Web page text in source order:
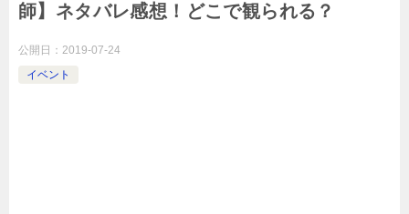
師】ネタバレ感想！どこで観られる？
公開日： 2019-07-24
イベント